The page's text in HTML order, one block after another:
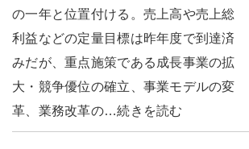
の一年と位置付ける。売上高や売上総
利益などの定量目標は昨年度で到達済
みだが、重点施策である成長事業の拡
大・競争優位の確立、事業モデルの変
革、業務改革の…続きを読む